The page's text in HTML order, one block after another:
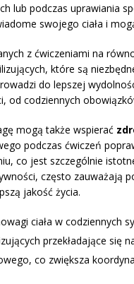
lub podczas uprawiania
swojego ciała i
z ćwiczeniami na
które są
do lepszej
od codziennych
mogą także wspierać
podczas ćwiczeń
co jest szczególnie
często zauważają
jakość życia.
ciała w codziennych
przekładające się
co zwiększa